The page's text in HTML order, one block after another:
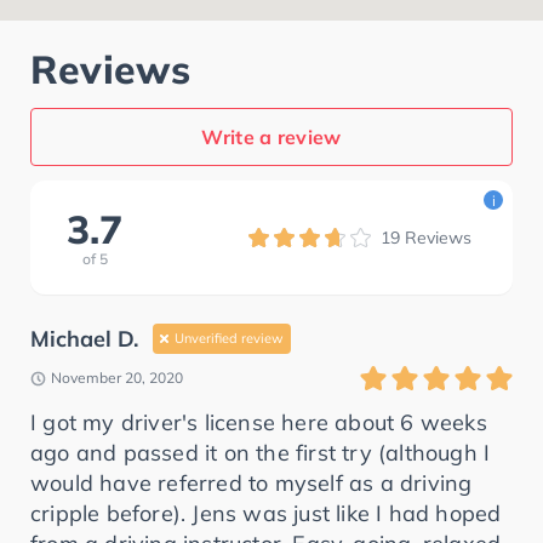
Reviews
Write a review
3.7
of 5
19 Reviews
i
Michael D. Unverified review
November 20, 2020
I got my driver's license here about 6 weeks
ago and passed it on the first try (although I
would have referred to myself as a driving
cripple before). Jens was just like I had hoped